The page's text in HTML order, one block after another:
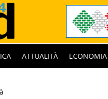
ATTUALITÀ ECONOMIA